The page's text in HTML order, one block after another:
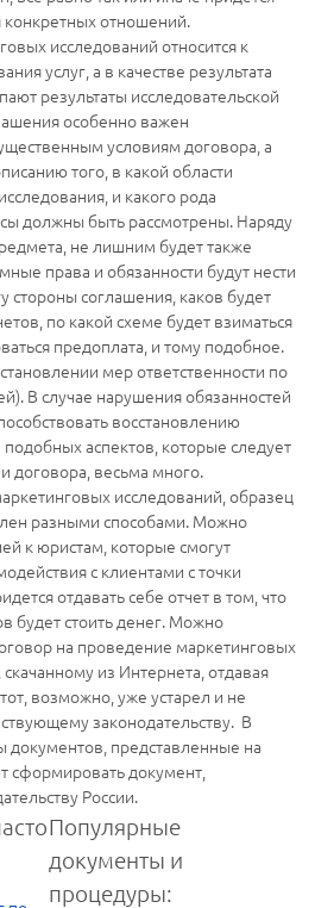
конкретных отношений.
исследований относится к
услуг, а в качестве результата
результаты исследовательской
особенно важен
условиям договора, а
того, в какой области
и какого рода
должны быть рассмотрены. Наряду
не лишним будет также
права и обязанности будут нести
стороны соглашения, каков будет
по какой схеме будет взиматься
предоплата, и тому подобное.
мер ответственности по
В случае нарушения обязанностей
восстановлению
аспектов, которые следует
договора, весьма много.
исследований, образец
разными способами. Можно
к юристам, которые смогут
с клиентами с точки
отдавать себе отчет в том, что
будет стоить денег. Можно
на проведение маркетинговых
из Интернета, отдавая
возможно, уже устарел и не
законодательству. В
документов, представленные на
сформировать документ,
России.
Популярные
документы и
процедуры: